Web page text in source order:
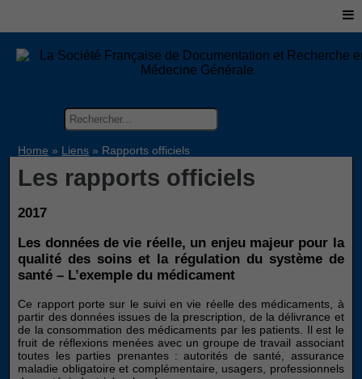
Home » Liens » Rapports officiels
Les rapports officiels
2017
Les données de vie réelle, un enjeu majeur pour la
qualité des soins et la régulation du système de
santé – L’exemple du médicament
Ce rapport porte sur le suivi en vie réelle des médicaments, à
partir des données issues de la prescription, de la délivrance et
de la consommation des médicaments par les patients. Il est le
fruit de réflexions menées avec un groupe de travail associant
toutes les parties prenantes : autorités de santé, assurance
maladie obligatoire et complémentaire, usagers, professionnels